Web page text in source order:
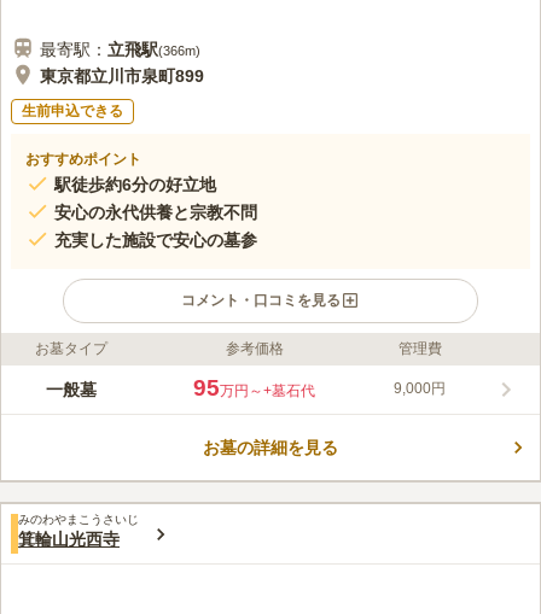
最寄駅： 立飛駅(366m)
東京都立川市泉町899
生前申込できる
おすすめポイント
駅徒歩約6分の好立地
安心の永代供養と宗教不問
充実した施設で安心の墓参
コメント・口コミを見る
ライフドット編集部のコメント
多摩モノレール「立飛駅」「泉体育館駅」から徒歩約6分、JR中
の強要もなく、継承者がいない方でも安心してお申し込みいただ
利用いただけます。
口コミ評価
この霊園はまだ誰からも評価されていません。
お墓タイプ 参考価格 管理費
一般墓 95万円～+墓石代 9,000円
お墓の詳細を見る
みのわやまこうさいじ
箕輪山光西寺